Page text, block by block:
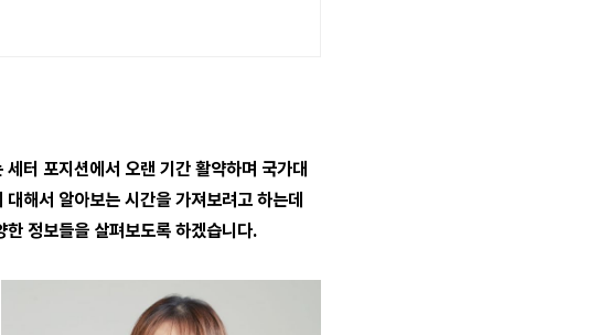
터 포지션에서 오랜 기간 활약하며 국가대
해서 알아보는 시간을 가져보려고 하는데
정보들을 살펴보도록 하겠습니다.